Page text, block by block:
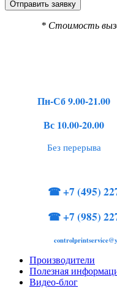
* Стоимость
Пн-Сб 9.00-21.00
Вс 10.00-20.00
Без перерыва
☎+7 (495)
☎+7 (985)
Производители
Полезная
Видео-блог